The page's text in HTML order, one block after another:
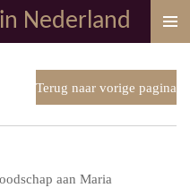
Nederland
Terug naar vorige pagina
aan Maria